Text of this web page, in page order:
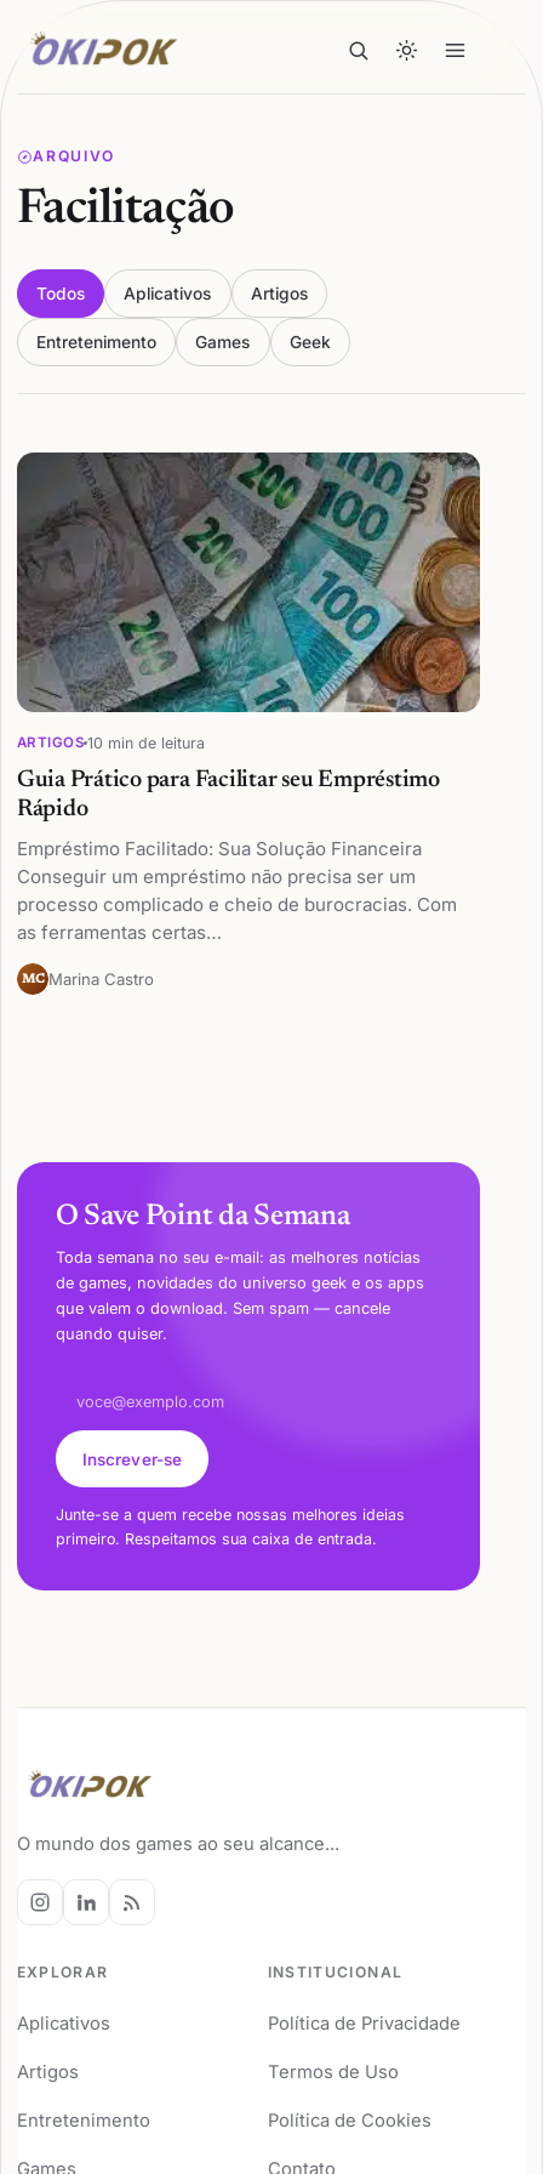
ARQUIVO
Facilitação
Todos Aplicativos Artigos
Entretenimento Games Geek
Articles
ARTIGOS 10 min de leitura
Guia Prático para Facilitar seu Empréstimo
Rápido
Empréstimo Facilitado: Sua Solução Financeira
Conseguir um empréstimo não precisa ser um
processo complicado e cheio de burocracias. Com
as ferramentas certas…
MC Marina Castro
O Save Point da Semana
Toda semana no seu e-mail: as melhores notícias
de games, novidades do universo geek e os apps
que valem o download. Sem spam — cancele
quando quiser.
Inscrever-se
Junte-se a quem recebe nossas melhores ideias
primeiro. Respeitamos sua caixa de entrada.
O mundo dos games ao seu alcance...
EXPLORAR
Aplicativos
Artigos
Entretenimento
Games
INSTITUCIONAL
Política de Privacidade
Termos de Uso
Política de Cookies
Contato